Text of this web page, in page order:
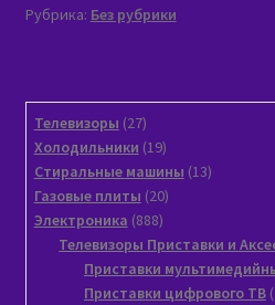
Рубрика: Без рубрики
Телевизоры 2727
товаров
Холодильники 1919
товаров
Стиральные машины 1313
Газовые плиты 2020
Электроника 888888
товаров
Телевизоры Приставки и
Приставки
Приставки цифрового ТВ